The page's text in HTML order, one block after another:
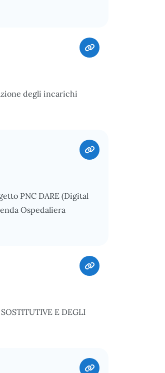
degli incarichi
PNC DARE (Digital
Ospedaliera
E DEGLI